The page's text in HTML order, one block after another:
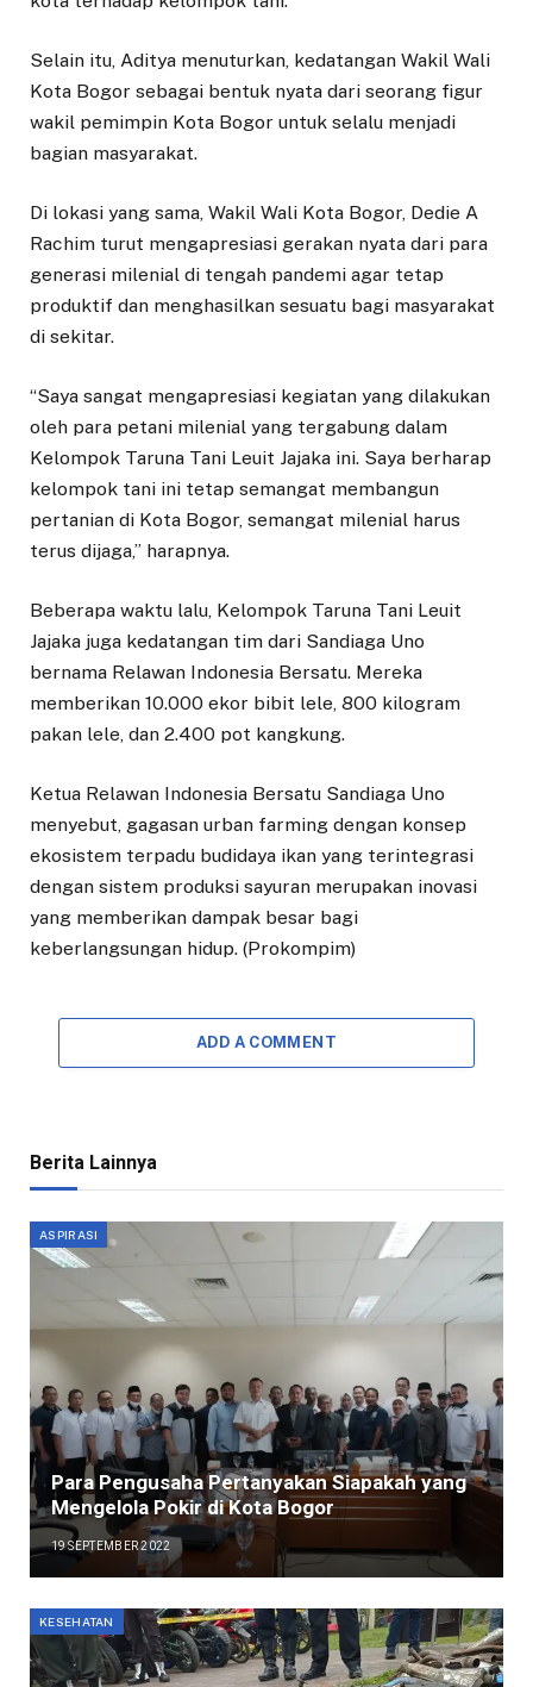
Selain itu, Aditya menuturkan, kedatangan Wakil Wali
Kota Bogor sebagai bentuk nyata dari seorang figur
wakil pemimpin Kota Bogor untuk selalu menjadi
bagian masyarakat.
Di lokasi yang sama, Wakil Wali Kota Bogor, Dedie A
Rachim turut mengapresiasi gerakan nyata dari para
generasi milenial di tengah pandemi agar tetap
produktif dan menghasilkan sesuatu bagi masyarakat
di sekitar.
“Saya sangat mengapresiasi kegiatan yang dilakukan
oleh para petani milenial yang tergabung dalam
Kelompok Taruna Tani Leuit Jajaka ini. Saya berharap
kelompok tani ini tetap semangat membangun
pertanian di Kota Bogor, semangat milenial harus
terus dijaga,” harapnya.
Beberapa waktu lalu, Kelompok Taruna Tani Leuit
Jajaka juga kedatangan tim dari Sandiaga Uno
bernama Relawan Indonesia Bersatu. Mereka
memberikan 10.000 ekor bibit lele, 800 kilogram
pakan lele, dan 2.400 pot kangkung.
Ketua Relawan Indonesia Bersatu Sandiaga Uno
menyebut, gagasan urban farming dengan konsep
ekosistem terpadu budidaya ikan yang terintegrasi
dengan sistem produksi sayuran merupakan inovasi
yang memberikan dampak besar bagi
keberlangsungan hidup. (Prokompim)
ADD A COMMENT
Berita Lainnya
ASPIRASI
Para Pengusaha Pertanyakan Siapakah yang
Mengelola Pokir di Kota Bogor
19 SEPTEMBER 2022
KESEHATAN